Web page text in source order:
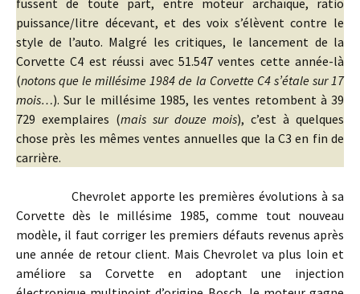
puissance/litre décevant, et des voix s’élèvent contre le
style de l’auto. Malgré les critiques, le lancement de la
Corvette C4 est réussi avec 51.547 ventes cette année-là
(notons que le millésime 1984 de la Corvette C4 s’étale sur 17
mois…). Sur le millésime 1985, les ventes retombent à 39
729 exemplaires (mais sur douze mois), c’est à quelques
chose près les mêmes ventes annuelles que la C3 en fin de
carrière.
Chevrolet apporte les premières évolutions à sa
Corvette dès le millésime 1985, comme tout nouveau
modèle, il faut corriger les premiers défauts revenus après
une année de retour client. Mais Chevrolet va plus loin et
améliore sa Corvette en adoptant une injection